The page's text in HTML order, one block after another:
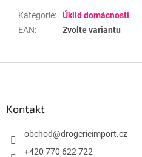
Kategorie:
Úklid domácnosti
EAN: Zvolte variantu
Kontakt
obchod@drogerieimport.cz
+420 770 622 722